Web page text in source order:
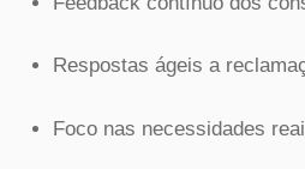
Respostas ágeis a
Foco nas necessidades